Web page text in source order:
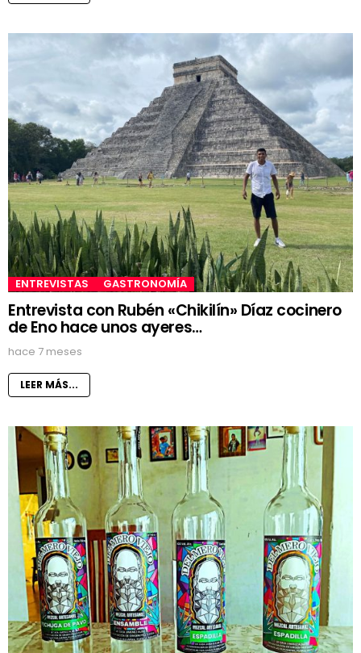
ENTREVISTAS GASTRONOMÍA
Entrevista con Rubén «Chikilín» Díaz cocinero
de Eno hace unos ayeres…
hace 7 meses
LEER MÁS...